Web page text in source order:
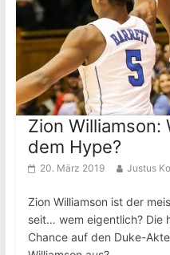
Zion
dem Hype?
20. März 2019 Justus
Zion Williamson ist der
seit… wem eigentlich? Die
Chance auf den Duke-